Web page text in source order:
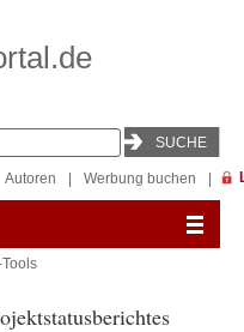
Autoren Werbung buchen